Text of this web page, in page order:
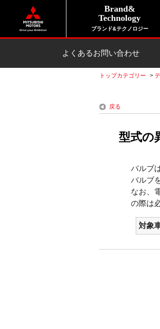
Brand&
Technology
ブランド&テクノロジー
よくあるお問い合わせ
トップカテゴリー >
戻る
型式の
バルブ
バルブ
なお、
の際は
対象